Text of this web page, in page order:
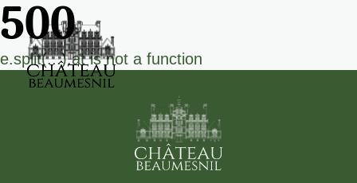
500
e.split(...).at is not a function